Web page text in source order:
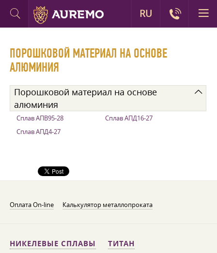
ПОРОШКОВОЙ МАТЕРИАЛ НА ОСНОВЕ
АЛЮМИНИЯ
Порошковой материал на основе
алюминия
Сплав АПВ95-28
Сплав АПД16-27
Сплав АПД4-27
Оплата On-line Калькулятор металлопроката
НИКЕЛЕВЫЕ СПЛАВЫ ТИТАН
RU